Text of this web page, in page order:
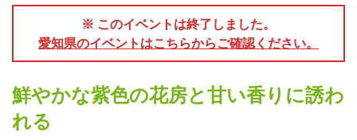
※ このイベントは終了しました。
愛知県のイベントはこちらからご確認ください。
鮮やかな紫色の花房と甘い香りに誘わ
れる